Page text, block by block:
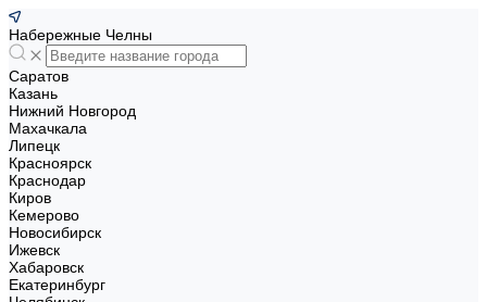
Набережные Челны
Саратов
Казань
Нижний Новгород
Махачкала
Липецк
Красноярск
Краснодар
Киров
Кемерово
Новосибирск
Ижевск
Хабаровск
Екатеринбург